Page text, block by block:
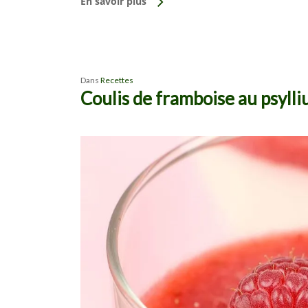
Dans Recettes
Coulis de framboise au